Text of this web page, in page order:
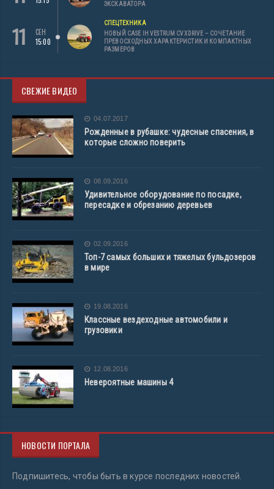
ЭКСКАВАТОРА
11
СЕН
15:00
СПЕЦТЕХНИКА
НОВЫЙ CASE IH VESTRUM CVXDRIVE – СОЧЕТАНИЕ
ПРЕВОСХОДНЫХ ХАРАКТЕРИСТИК И КОМПАКТНЫХ
РАЗМЕРОВ
СВЕЖИЕ ВИДЕО
04.07.2017
Рожденные в рубашке: чудесные спасения, в
которые сложно поверить
08.09.2016
Удивительное оборудование по посадке,
пересадке и обрезанию деревьев
02.09.2016
Топ-7 самых больших и тяжелых бульдозеров
в мире
19.08.2016
Классные вездеходные автомобили и
грузовики
12.08.2016
Невероятные машины 4
НОВОСТИ ПОРТАЛА
Подпишитесь, чтобы быть в курсе последних новостей.